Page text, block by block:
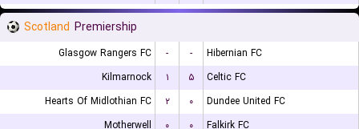
Scotland Premiership
Glasgow Rangers FC - -
Hibernian FC
Kilmarnock
۱ ۵
Celtic FC
Hearts Of Midlothian FC
۲ ۰
Dundee United FC
Motherwell
۰ ۰ Falkirk FC